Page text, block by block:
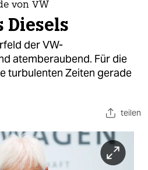
von VW
Diesels
der VW-
atemberaubend. Für die
turbulenten Zeiten gerade
teilen